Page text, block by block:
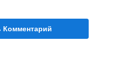
Комментарий